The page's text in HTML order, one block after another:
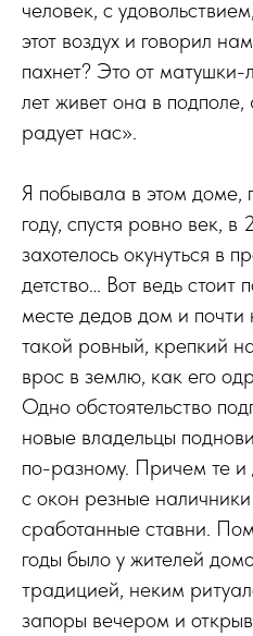
человек, с
этот воздух и говорил
пахнет? Это от
лет живет она в подполе,
радует нас».
Я побывала в этом доме,
году, спустя ровно век,
захотелось окунуться в
детство… Вот ведь
месте дедов дом и
такой ровный, крепкий
врос в землю, как его
Одно обстоятельство
новые владельцы
по-разному. Причем те и
с окон резные
сработанные ставни.
годы было у жителей
традицией, неким
запоры вечером и